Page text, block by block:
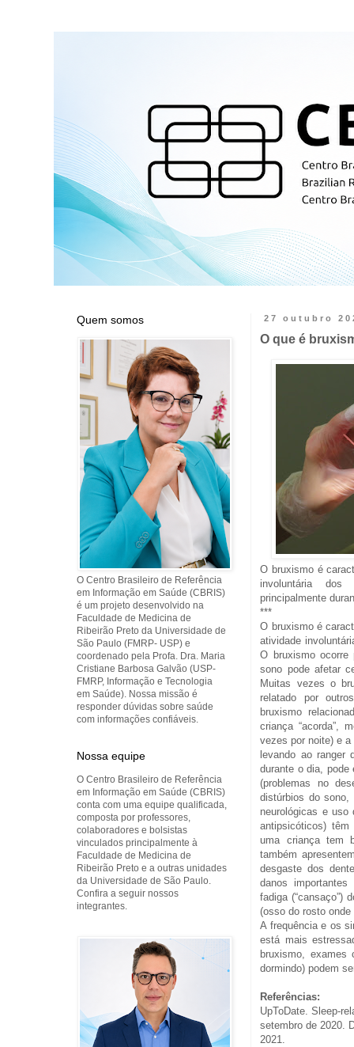
27 outubro
O que é
O bruxismo é
involuntária
principalmente
***
O bruxismo é
atividade
O bruxismo ocorre
sono pode afetar
Muitas vezes o
relatado por
bruxismo
criança “acorda”,
vezes por noite) e
levando ao ranger
durante o dia, pode
(problemas no
distúrbios do sono,
neurológicas e uso
antipsicóticos) têm
uma criança tem
também
desgaste dos
danos
fadiga (“cansaço”)
(osso do rosto
A frequência e os
está mais
bruxismo, exames
dormindo) podem
Referências:
UpToDate. Sleep-
setembro de 2020.
2021.
Quem somos
O Centro Brasileiro de Referência
em Informação em Saúde (CBRIS)
é um projeto desenvolvido na
Faculdade de Medicina de
Ribeirão Preto da Universidade de
São Paulo (FMRP- USP) e
coordenado pela Profa. Dra. Maria
Cristiane Barbosa Galvão (USP-
FMRP, Informação e Tecnologia
em Saúde). Nossa missão é
responder dúvidas sobre saúde
com informações confiáveis.
Nossa equipe
O Centro Brasileiro de Referência
em Informação em Saúde (CBRIS)
conta com uma equipe qualificada,
composta por professores,
colaboradores e bolsistas
vinculados principalmente à
Faculdade de Medicina de
Ribeirão Preto e a outras unidades
da Universidade de São Paulo.
Confira a seguir nossos
integrantes.